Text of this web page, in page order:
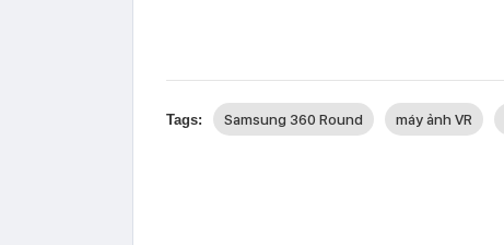
Tags: Samsung 360 Round máy ảnh VR